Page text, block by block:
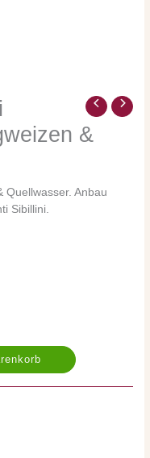
&
Quellwasser. Anbau
Sibillini.